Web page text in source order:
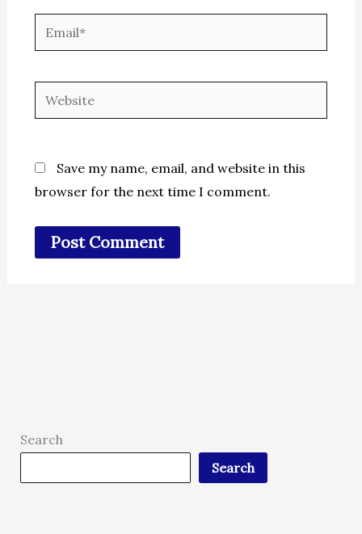
Website
Save my name, email, and website in this
browser for the next time I comment.
Search
Search